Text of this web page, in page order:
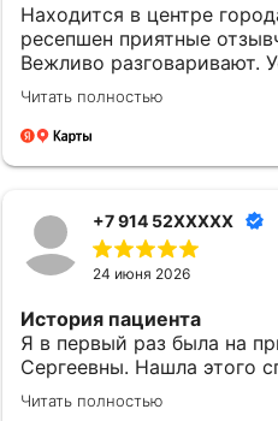
Находится в центре
ресепшен приятные
Вежливо разговаривают.
качественно и вовремя.
Читать полностью
+7 914 52XXXXX
24 июня 2026
История пациента
Я в первый раз была на
Сергеевны. Нашла этого
приложение МедТочка.
внимание на ее
Читать полностью